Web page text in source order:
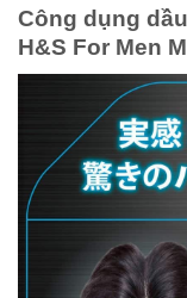
Công dụng
H&S For Men